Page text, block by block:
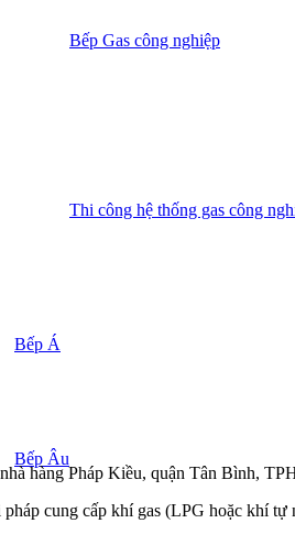
Bếp Gas công nghiệp
Thi công hệ thống gas công
Bếp Á
Bếp Âu
hàng Pháp Kiều, quận Tân Bình,
cung cấp khí gas (LPG hoặc khí tự